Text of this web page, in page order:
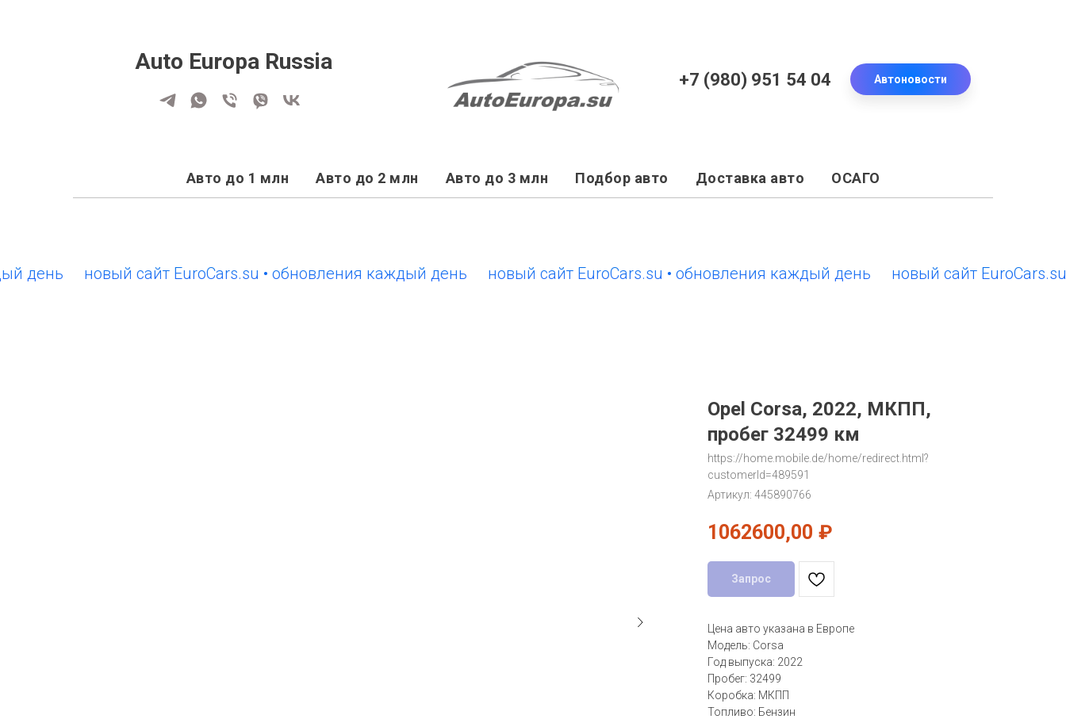
Auto Europa Russia
+7 (980) 951 54 04 Автоновости
Авто до 1 млн Авто до 2 млн Авто до 3 млн Подбор авто Доставка авто ОСАГО
новый сайт EuroCars.su • обновления каждый день новый сайт EuroCars.su • обновления каждый день новый сайт EuroCars.su •
Opel Corsa, 2022, МКПП,
пробег 32499 км
https://home.mobile.de/home/redirect.html?
customerId=489591
Артикул: 445890766
1062600,00 ₽
Запрос
Цена авто указана в Европе
Модель: Corsa
Год выпуска: 2022
Пробег: 32499
Коробка: МКПП
Топливо: Бензин